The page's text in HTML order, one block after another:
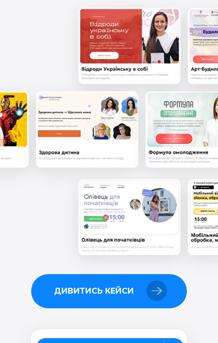
ДИВИТИСЬ КЕЙСИ